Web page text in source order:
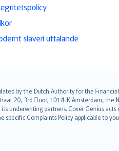
slaveri uttalande
by the Dutch Authority for the
20, 3rd Floor, 1017HK Amsterdam,
underwriting partners. Cover Genius
specific Complaints Policy applicable to